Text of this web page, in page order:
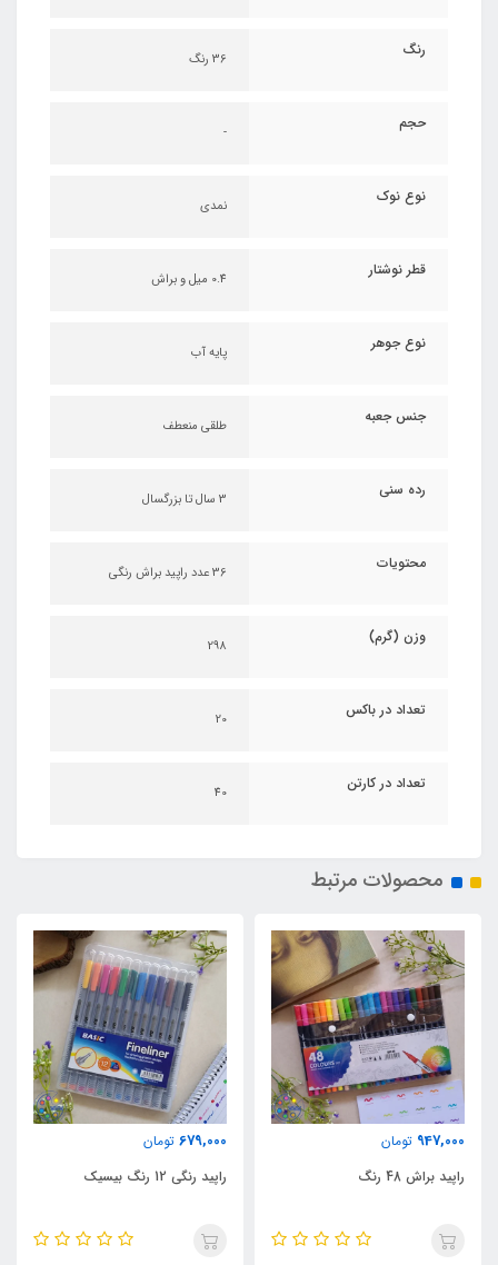
رنگ 36 رنگ
حجم -
نوع نوک نمدی
قطر نوشتار 0.4 میل و براش
نوع جوهر پایه آب
جنس جعبه طلقی منعطف
رده سنی 3 سال تا بزرگسال
محتویات 36 عدد راپید براش رنگی
وزن (گرم) 298
تعداد در باکس 20
تعداد در کارتن 40
محصولات مرتبط
947,000 تومان
راپید براش 48 رنگ
679,000 تومان
راپید رنگی 12 رنگ بیسیک